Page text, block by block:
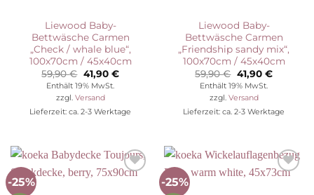
Liewood Baby-
Bettwäsche Carmen
„Check / whale blue“,
100x70cm / 45x40cm
59,90€ Ursprünglicher
Preis
war:
59,90 €
41,90 €Aktueller
Enthält 19% MwSt.
zzgl. Versand
Lieferzeit: ca. 2-3 Werktage
Liewood Baby-
Bettwäsche Carmen
„Friendship sandy mix“,
100x70cm / 45x40cm
59,90€ Ursprünglicher
Preis
war:
59,90 €
41,90 €
Enthält 19% MwSt.
zzgl. Versand
Lieferzeit: ca. 2-3 Werktage
-25% -25%